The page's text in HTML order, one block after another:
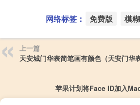
网络标签： 免费版 模糊
上一篇
天安城门华表简笔画有颜色（天安门华
苹果计划将Face ID加入